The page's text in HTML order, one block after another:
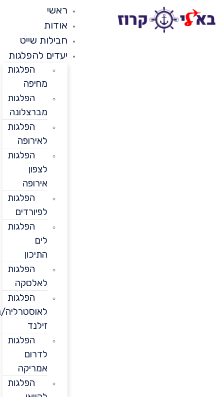
ראשי
אודות
חבילות שייט
יעדים להפלגות
הפלגות
מחיפה
הפלגות
מברצלונה
הפלגות
לאירופה
הפלגות
אירופה
הפלגות
לפיורדים
הפלגות
התיכון
הפלגות
לאלסקה
הפלגות
לאוסטרליה/ניו
הפלגות
לדרום
אמריקה
הפלגות